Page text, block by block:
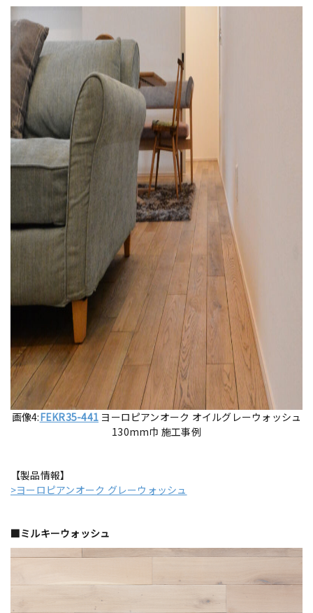
画像4:FEKR35-441 ヨーロピアンオーク オイルグレーウォッシュ
130mm巾 施工事例
【製品情報】
>ヨーロピアンオーク グレーウォッシュ
■ミルキーウォッシュ